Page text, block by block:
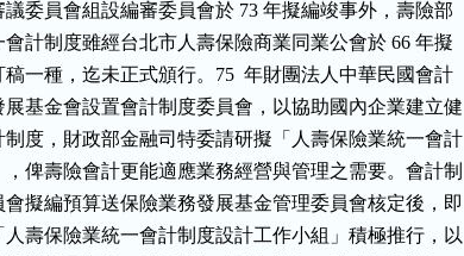
審議委員會組設編審委員會於 73 年擬編竣事外，壽險部
一會計制度雖經台北市人壽保險商業同業公會於 66 年擬
訂稿一種，迄未正式頒行。75  年財團法人中華民國會計
究發展基金會設置會計制度委員會，以協助國內企業建立健
會計制度，財政部金融司特委請研擬「人壽保險業統一會計
度」，俾壽險會計更能適應業務經營與管理之需要。會計制
委員會擬編預算送保險業務發展基金管理委員會核定後，即
立「人壽保險業統一會計制度設計工作小組」積極推行，以